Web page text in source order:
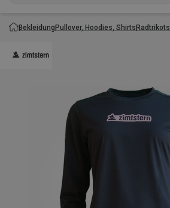
BekleidungPullover, Hoodies, ShirtsRadtrikots